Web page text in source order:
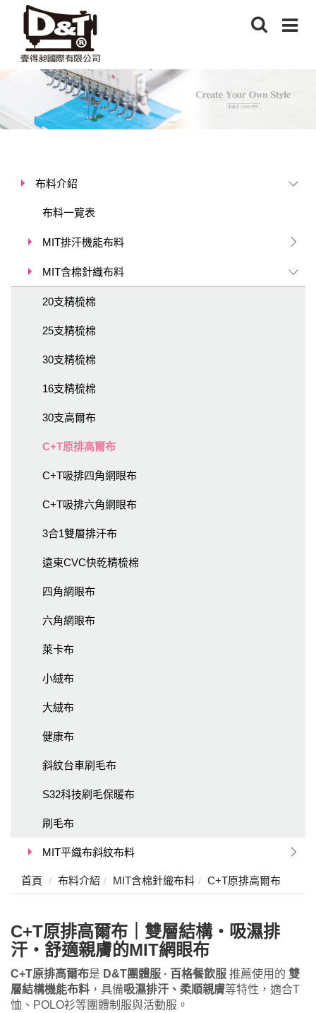
布料介紹
布料一覽表
MIT排汗機能布料
MIT含棉針織布料
20支精梳棉
25支精梳棉
30支精梳棉
16支精梳棉
30支高爾布
C+T原排高爾布
C+T吸排四角網眼布
C+T吸排六角網眼布
3合1雙層排汗布
遠東CVC快乾精梳棉
四角網眼布
六角網眼布
萊卡布
小絨布
大絨布
健康布
斜紋台車刷毛布
S32科技刷毛保暖布
刷毛布
MIT平織布斜紋布料
首頁 布料介紹 MIT含棉針織布料 C+T原排高爾布
C+T原排高爾布｜雙層結構・吸濕排
汗・舒適親膚的MIT網眼布
C+T原排高爾布是 D&T團體服 · 百格餐飲服 推薦使用的 雙
層結構機能布料 ，具備吸濕排汗、柔順親膚等特性，適合T
恤、POLO衫等團體制服與活動服。